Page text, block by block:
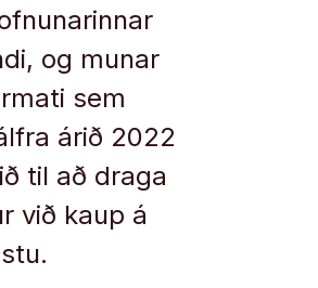
og munar
sem
árið 2022
til að draga
við kaup á